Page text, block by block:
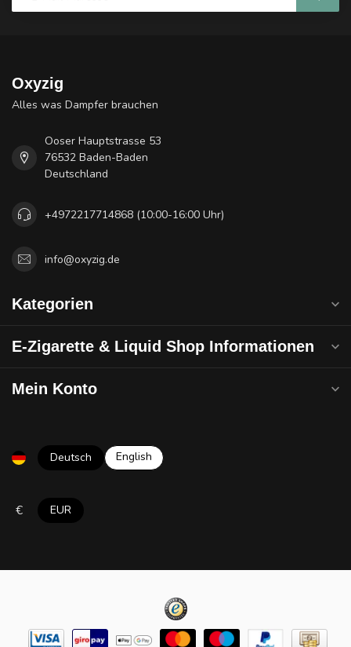
Oxyzig
Alles was Dampfer brauchen
Ooser Hauptstrasse 53
76532 Baden-Baden
Deutschland
+4972217714868 (10:00-16:00 Uhr)
info@oxyzig.de
Kategorien
E-Zigarette & Liquid Shop Informationen
Mein Konto
Deutsch English
€ EUR